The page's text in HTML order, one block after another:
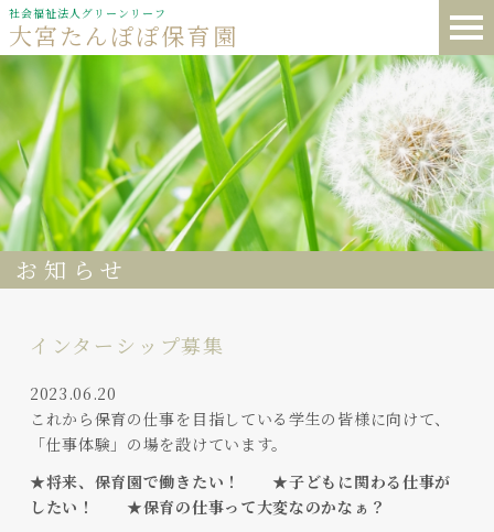
社会福祉法人グリーンリーフ
大宮たんぽぽ保育園
お知らせ
インターシップ募集
2023.06.20
これから保育の仕事を目指している学生の皆様に向けて、
「仕事体験」の場を設けています。
★将来、保育園で働きたい！ ★子どもに関わる仕事が
したい！ ★保育の仕事って大変なのかなぁ？